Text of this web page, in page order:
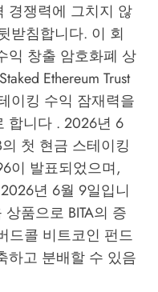
경쟁력에 그치지 않
받침합니다. 이 회
익 창출 암호화폐 상
Ethereum Trust
이킹 수익 잠재력을
합니다 . 2026년 6
의 첫 현금 스테이킹
이 발표되었으며,
년 6월 9일입니
품으로 BITA의 증
드콜 비트코인 펀드
하고 분배할 수 있음